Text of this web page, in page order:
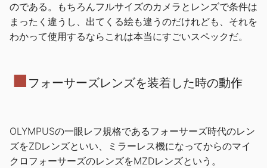
のである。もちろんフルサイズのカメラとレンズで条件は
まったく違うし、出てくる絵も違うのだけれども、それを
わかって使用するならこれは本当にすごいスペックだ。
■ フォーサーズレンズを装着した時の動作
OLYMPUSの一眼レフ規格であるフォーサーズ時代のレン
ズをZDレンズといい、ミラーレス機になってからのマイ
クロフォーサーズのレンズをMZDレンズという。